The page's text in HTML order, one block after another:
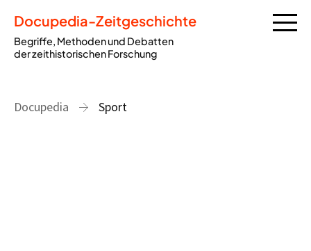
Docupedia-Zeitgeschichte
Begriffe, Methoden und Debatten
der zeithistorischen Forschung
Docupedia Sport